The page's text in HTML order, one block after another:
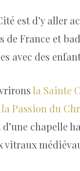
est d’y
France et
avec des
la Sainte
Passion du
chapelle
vitraux